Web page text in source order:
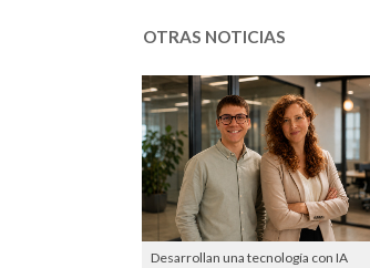
OTRAS NOTICIAS
Desarrollan una tecnología con IA